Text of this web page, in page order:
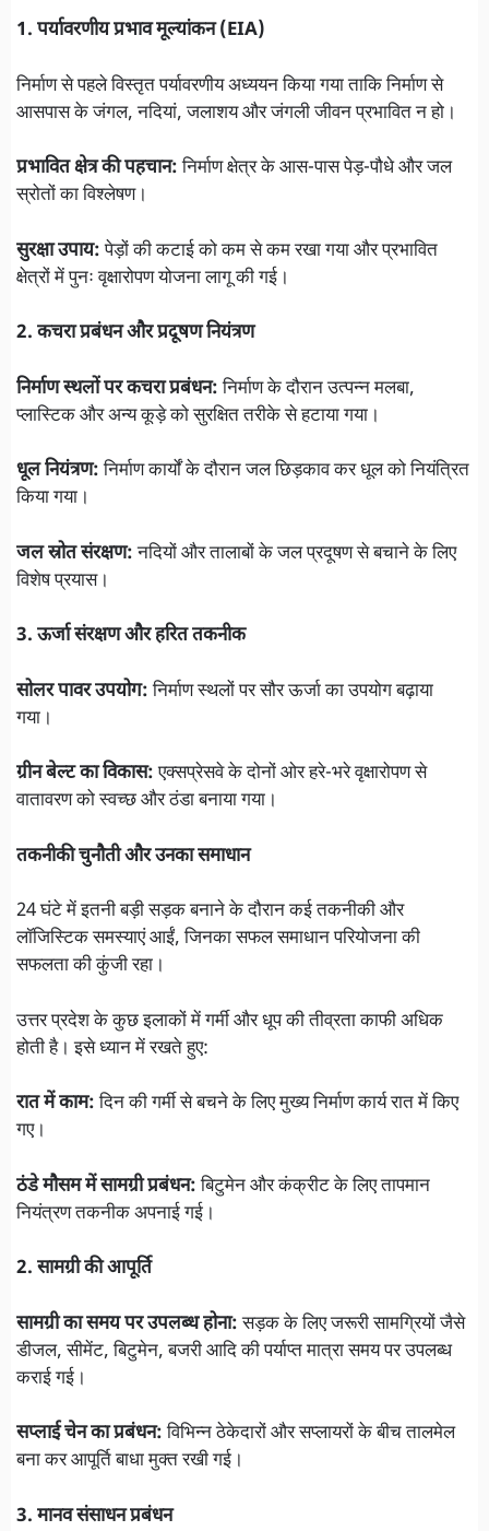
1. पर्यावरणीय प्रभाव मूल्यांकन (EIA)
निर्माण से पहले विस्तृत पर्यावरणीय अध्ययन किया गया ताकि निर्माण से
आसपास के जंगल, नदियां, जलाशय और जंगली जीवन प्रभावित न हो।
प्रभावित क्षेत्र की पहचान:निर्माण क्षेत्र के आस-पास पेड़-पौधे और जल
स्रोतों का विश्लेषण।
सुरक्षा उपाय:पेड़ों की कटाई को कम से कम रखा गया और प्रभावित
क्षेत्रों में पुनः वृक्षारोपण योजना लागू की गई।
2. कचरा प्रबंधन और प्रदूषण नियंत्रण
निर्माण स्थलों पर कचरा प्रबंधन:निर्माण के दौरान उत्पन्न मलबा,
प्लास्टिक और अन्य कूड़े को सुरक्षित तरीके से हटाया गया।
धूल नियंत्रण:निर्माण कार्यों के दौरान जल छिड़काव कर धूल को नियंत्रित
किया गया।
जल स्रोत संरक्षण:नदियों और तालाबों के जल प्रदूषण से बचाने के लिए
विशेष प्रयास।
3. ऊर्जा संरक्षण और हरित तकनीक
सोलर पावर उपयोग:निर्माण स्थलों पर सौर ऊर्जा का उपयोग बढ़ाया
गया।
ग्रीन बेल्ट का विकास:एक्सप्रेसवे के दोनों ओर हरे-भरे वृक्षारोपण से
वातावरण को स्वच्छ और ठंडा बनाया गया।
तकनीकी चुनौती और उनका समाधान
24 घंटे में इतनी बड़ी सड़क बनाने के दौरान कई तकनीकी और
लॉजिस्टिक समस्याएं आईं, जिनका सफल समाधान परियोजना की
सफलता की कुंजी रहा।
उत्तर प्रदेश के कुछ इलाकों में गर्मी और धूप की तीव्रता काफी अधिक
होती है। इसे ध्यान में रखते हुए:
रात में काम:दिन की गर्मी से बचने के लिए मुख्य निर्माण कार्य रात में किए
गए।
ठंडे मौसम में सामग्री प्रबंधन:बिटुमेन और कंक्रीट के लिए तापमान
नियंत्रण तकनीक अपनाई गई।
2. सामग्री की आपूर्ति
सामग्री का समय पर उपलब्ध होना:सड़क के लिए जरूरी सामग्रियों जैसे
डीजल, सीमेंट, बिटुमेन, बजरी आदि की पर्याप्त मात्रा समय पर उपलब्ध
कराई गई।
सप्लाई चेन का प्रबंधन:विभिन्न ठेकेदारों और सप्लायरों के बीच तालमेल
बना कर आपूर्ति बाधा मुक्त रखी गई।
3. मानव संसाधन प्रबंधन